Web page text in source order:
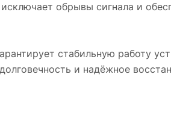
обрывы сигнала и
стабильную работу
и надёжное